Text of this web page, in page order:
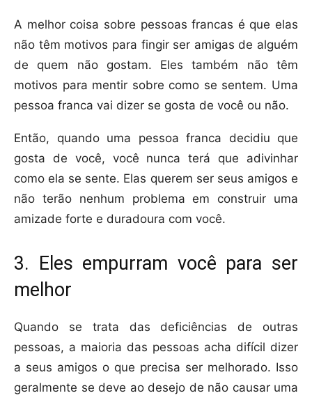
A melhor coisa sobre pessoas francas é que elas
não têm motivos para fingir ser amigas de alguém
de quem não gostam. Eles também não têm
motivos para mentir sobre como se sentem. Uma
pessoa franca vai dizer se gosta de você ou não.
Então, quando uma pessoa franca decidiu que
gosta de você, você nunca terá que adivinhar
como ela se sente. Elas querem ser seus amigos e
não terão nenhum problema em construir uma
amizade forte e duradoura com você.
3. Eles empurram você para ser
melhor
Quando se trata das deficiências de outras
pessoas, a maioria das pessoas acha difícil dizer
a seus amigos o que precisa ser melhorado. Isso
geralmente se deve ao desejo de não causar uma